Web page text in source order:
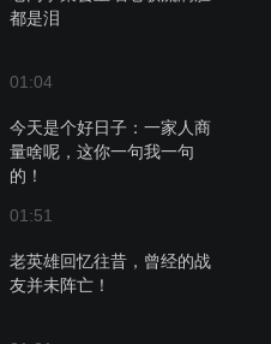
都是泪
01:04
今天是个好日子：一家人商
量啥呢，这你一句我一句
的！
01:51
老英雄回忆往昔，曾经的战
友并未阵亡！